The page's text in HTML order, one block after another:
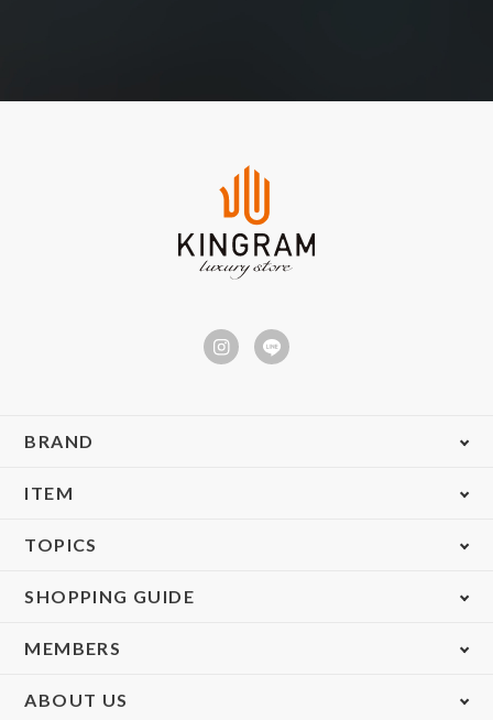
BRAND
ITEM
TOPICS
SHOPPING GUIDE
MEMBERS
ABOUT US